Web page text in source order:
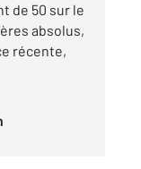
de 50 sur le
absolus,
récente,